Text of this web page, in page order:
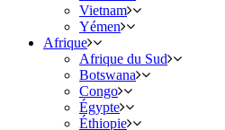
Vietnam
Yémen
Afrique
Afrique du Sud
Botswana
Congo
Égypte
Éthiopie